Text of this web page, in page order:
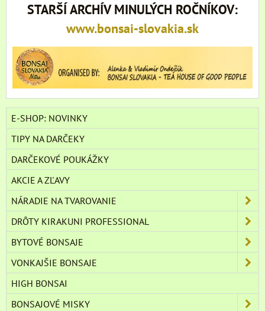
STARŠÍ ARCHÍV MINULÝCH ROČNÍKOV:
www.bonsai-slovakia.sk
E-SHOP: NOVINKY
TIPY NA DARČEKY
DARČEKOVÉ POUKÁŽKY
AKCIE A ZĽAVY
NÁRADIE NA TVAROVANIE
DRÔTY KIRAKUNI PROFESSIONAL
BYTOVÉ BONSAJE
VONKAJŠIE BONSAJE
HIGH BONSAI
BONSAJOVÉ MISKY